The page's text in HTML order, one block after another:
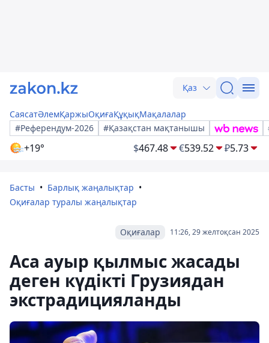
Қаз
СаясатӘлемҚаржыОқиғаҚұқықМақалалар
#Референдум-2026
#Қазақстан мақтанышы
+19° $467.48 €539.52 ₽5.73
Басты
Барлық жаңалықтар
Оқиғалар туралы жаңалықтар
11:26, 29 желтоқсан 2025
Оқиғалар
Аса ауыр қылмыс жасады
деген күдікті Грузиядан
экстрадицияланды